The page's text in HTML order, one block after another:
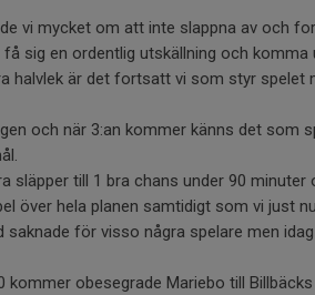
vi mycket om att inte slappna av och
sig en ordentlig utskällning och
halvlek är det fortsatt vi som styr spelet
och när 3:an kommer känns det som
släpper till 1 bra chans under 90
över hela planen samtidigt som vi just
saknade för visso några spelare men
kommer obesegrade Mariebo till Billbäcks